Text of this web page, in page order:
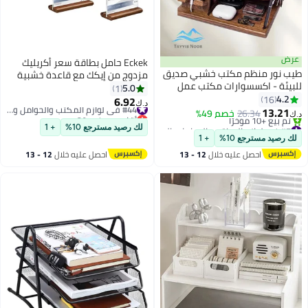
نور منظم مكتب خشبي صديق
- اكسسوارات مكتب عمل
الوظائف مع حامل هاتف
وتخزين ساعة، إكسسوارات
للرجال والنساء، هدية عملية
خشب طبيعي متين (تركيب
4.2
16
13.21
26.34خصم 49%
أقل سعر في 30 يوم
تم بيع +10 مؤخرًا
#7 في لوازم المكتب والحوامل والموزعات
رصيد مسترجع 10% + 1
احصل عليه خلال 12 - 13
Eckek حامل بطاقة سعر أكريليك
مزدوج من إيكك مع قاعدة خشبية
لحامل لافتات الطاولة
5.0
1
6.92
أقل سعر في 30 يوم
لك رصيد مسترجع 10% + 1
احصل عليه خلال 12 - 13